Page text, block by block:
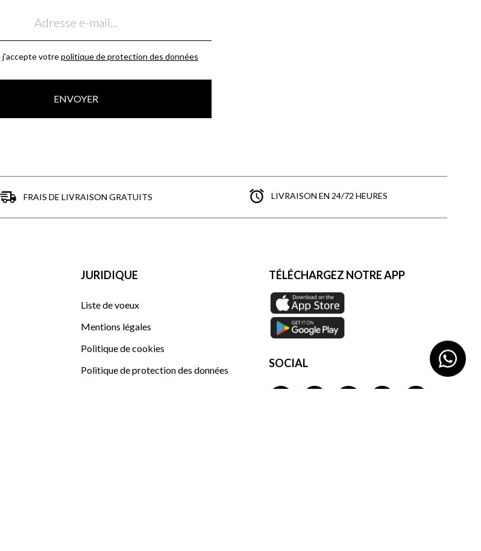
j'accepte votrepolitique de protection des données
ENVOYER
FRAIS DE LIVRAISON GRATUITS LIVRAISON EN 24/72 HEURES
JURIDIQUE
Liste de voeux
Mentions légales
Politique de cookies
Politique de protection des données
TÉLÉCHARGEZ NOTRE APP
SOCIAL